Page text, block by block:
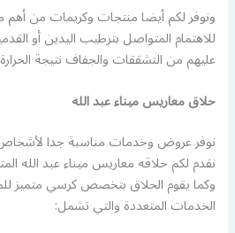
ونوفر لكم أيضا منتجات وكريمات من أهم
للاهتمام المتواصل بترطيب اليدين أو
عليهم من التشققات والجفاف نتيجة الحرارة
حلاق معاريس ميناء عبد الله
نوفر عروض وخدمات مناسبة جدا لأشخاص
نقدم لكم حلاقه معاريس ميناء عبد الله
وكما يقوم الحلاق بتخصص كرسي متميز
الخدمات المتعددة والتي تشمل: